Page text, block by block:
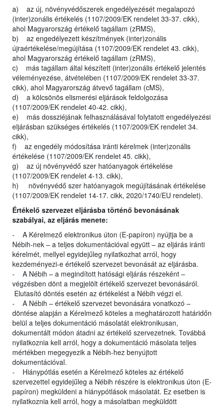
a) az új, növényvédőszerek engedélyezését megalapozó
(inter)zonális értékelés (1107/2009/EK rendelet 33-37. cikk),
ahol Magyarország értékelő tagállam (zRMS),
b) az engedélyezett készítmények (inter)zonális
újraértékelése/megújítása (1107/2009/EK rendelet 43. cikk),
ahol Magyarország értékelő tagállam (zRMS),
c) más tagállam által készített (inter)zonális értékelő jelentés
véleményezése, átvételében (1107/2009/EK rendelet 33-37.
cikk), ahol Magyarország átvevő tagállam (cMS),
d) a kölcsönös elismerési eljárások feldolgozása
(1107/2009/EK rendelet 40-42. cikk),
e) más dossziéjának felhasználásával folytatott engedélyezési
eljárásban szükséges értékelés (1107/2009/EK rendelet 34.
cikk),
f) az engedély módosítása iránti kérelmek (inter)zonális
értékelése (1107/2009/EK rendelet 45. cikk),
g) az új növényvédő szer hatóanyagok értékelése
(1107/2009/EK rendelet 4-13. cikk),
h) növényvédő szer hatóanyagok megújításának értékelése
(1107/2009/EK rendelet 14-17. cikk, 2020/1740/EU rendelet).
Értékelő szervezet eljárásba történő bevonásának
szabályai, az eljárás menete:
- A Kérelmező elektronikus úton (E-papíron) nyújtja be a
Nébih-nek – a teljes dokumentációval együtt – az eljárás iránti
kérelmét, mellyel egyidejűleg nyilatkozhat arról, hogy
kezdeményezi-e értékelő szervezet bevonását az eljárásba.
- A Nébih – a megindított hatósági eljárás részeként –
végzésben dönt a megjelölt értékelő szervezet bevonásáról.
Elutasító döntés esetén az értékelést a Nébih végzi el.
- A Nébih – értékelő szervezet bevonására vonatkozó –
döntése alapján a Kérelmező köteles a meghatározott határidőn
belül a teljes dokumentáció másolatát elektronikusan,
dokumentált módon átadni az értékelő szervezetnek. Továbbá
nyilatkoznia kell arról, hogy a dokumentáció másolata teljes
mértékben megegyezik a Nébih-hez benyújtott
dokumentációval.
- Hiánypótlás esetén a Kérelmező köteles az értékelő
szervezettel egyidejűleg a Nébih részére is elektronikus úton (E-
papíron) megküldeni a hiánypótlások másolatát. Ez esetben is
nyilatkoznia kell arról, hogy a másolatban megküldött